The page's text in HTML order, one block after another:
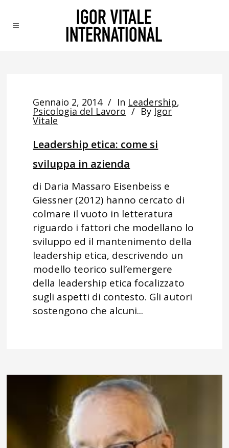
Gennaio 2, 2014 In Leadership,
Psicologia del Lavoro By Igor
Vitale
Leadership etica: come si
sviluppa in azienda
di Daria Massaro Eisenbeiss e
Giessner (2012) hanno cercato di
colmare il vuoto in letteratura
riguardo i fattori che modellano lo
sviluppo ed il mantenimento della
leadership etica, descrivendo un
modello teorico sull’emergere
della leadership etica focalizzato
sugli aspetti di contesto. Gli autori
sostengono che alcuni...